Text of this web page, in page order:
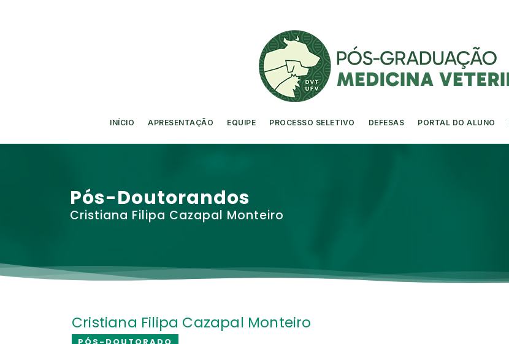
INÍCIO APRESENTAÇÃO EQUIPE PROCESSO SELETIVO DEFESAS PORTAL DO ALUNO
Pós-Doutorandos
Cristiana Filipa Cazapal Monteiro
Cristiana Filipa Cazapal Monteiro